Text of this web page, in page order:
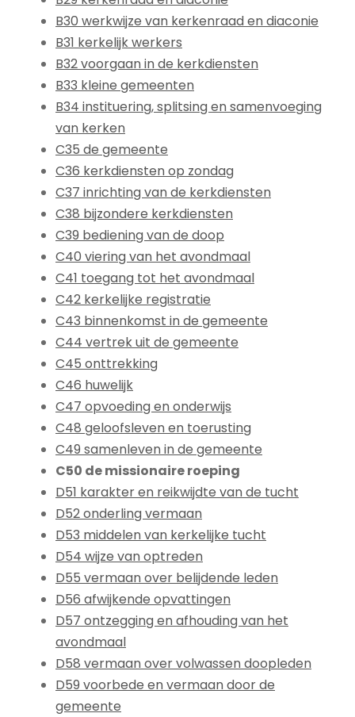
B30 werkwijze van kerkenraad en diaconie
B31 kerkelijk werkers
B32 voorgaan in de kerkdiensten
B33 kleine gemeenten
B34 instituering, splitsing en samenvoeging
van kerken
C35 de gemeente
C36 kerkdiensten op zondag
C37 inrichting van de kerkdiensten
C38 bijzondere kerkdiensten
C39 bediening van de doop
C40 viering van het avondmaal
C41 toegang tot het avondmaal
C42 kerkelijke registratie
C43 binnenkomst in de gemeente
C44 vertrek uit de gemeente
C45 onttrekking
C46 huwelijk
C47 opvoeding en onderwijs
C48 geloofsleven en toerusting
C49 samenleven in de gemeente
C50 de missionaire roeping
D51 karakter en reikwijdte van de tucht
D52 onderling vermaan
D53 middelen van kerkelijke tucht
D54 wijze van optreden
D55 vermaan over belijdende leden
D56 afwijkende opvattingen
D57 ontzegging en afhouding van het
avondmaal
D58 vermaan over volwassen doopleden
D59 voorbede en vermaan door de
gemeente